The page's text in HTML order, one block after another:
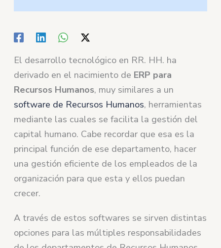
El desarrollo tecnológico en RR. HH. ha
derivado en el nacimiento de ERP para
Recursos Humanos, muy similares a un
software de Recursos Humanos, herramientas
mediante las cuales se facilita la gestión del
capital humano. Cabe recordar que esa es la
principal función de ese departamento, hacer
una gestión eficiente de los empleados de la
organización para que esta y ellos puedan
crecer.
A través de estos softwares se sirven distintas
opciones para las múltiples responsabilidades